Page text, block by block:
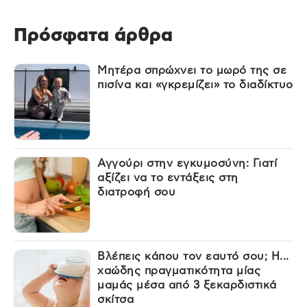
Πρόσφατα άρθρα
Μητέρα σπρώχνει το μωρό της σε
πισίνα και «γκρεμίζει» το διαδίκτυο
Αγγούρι στην εγκυμοσύνη: Γιατί
αξίζει να το εντάξεις στη
διατροφή σου
Βλέπεις κάπου τον εαυτό σου; Η...
χαώδης πραγματικότητα μίας
μαμάς μέσα από 3 ξεκαρδιστικά
σκίτσα